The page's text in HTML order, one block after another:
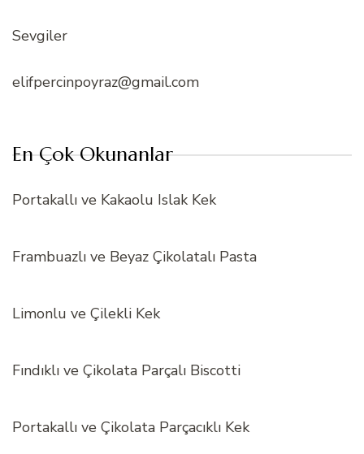
Sevgiler
elifpercinpoyraz@gmail.com
En Çok Okunanlar
Portakallı ve Kakaolu Islak Kek
Frambuazlı ve Beyaz Çikolatalı Pasta
Limonlu ve Çilekli Kek
Fındıklı ve Çikolata Parçalı Biscotti
Portakallı ve Çikolata Parçacıklı Kek